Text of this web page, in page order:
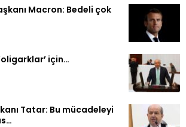
Macron: Bedeli çok
için…
Tatar: Bu mücadeleyi